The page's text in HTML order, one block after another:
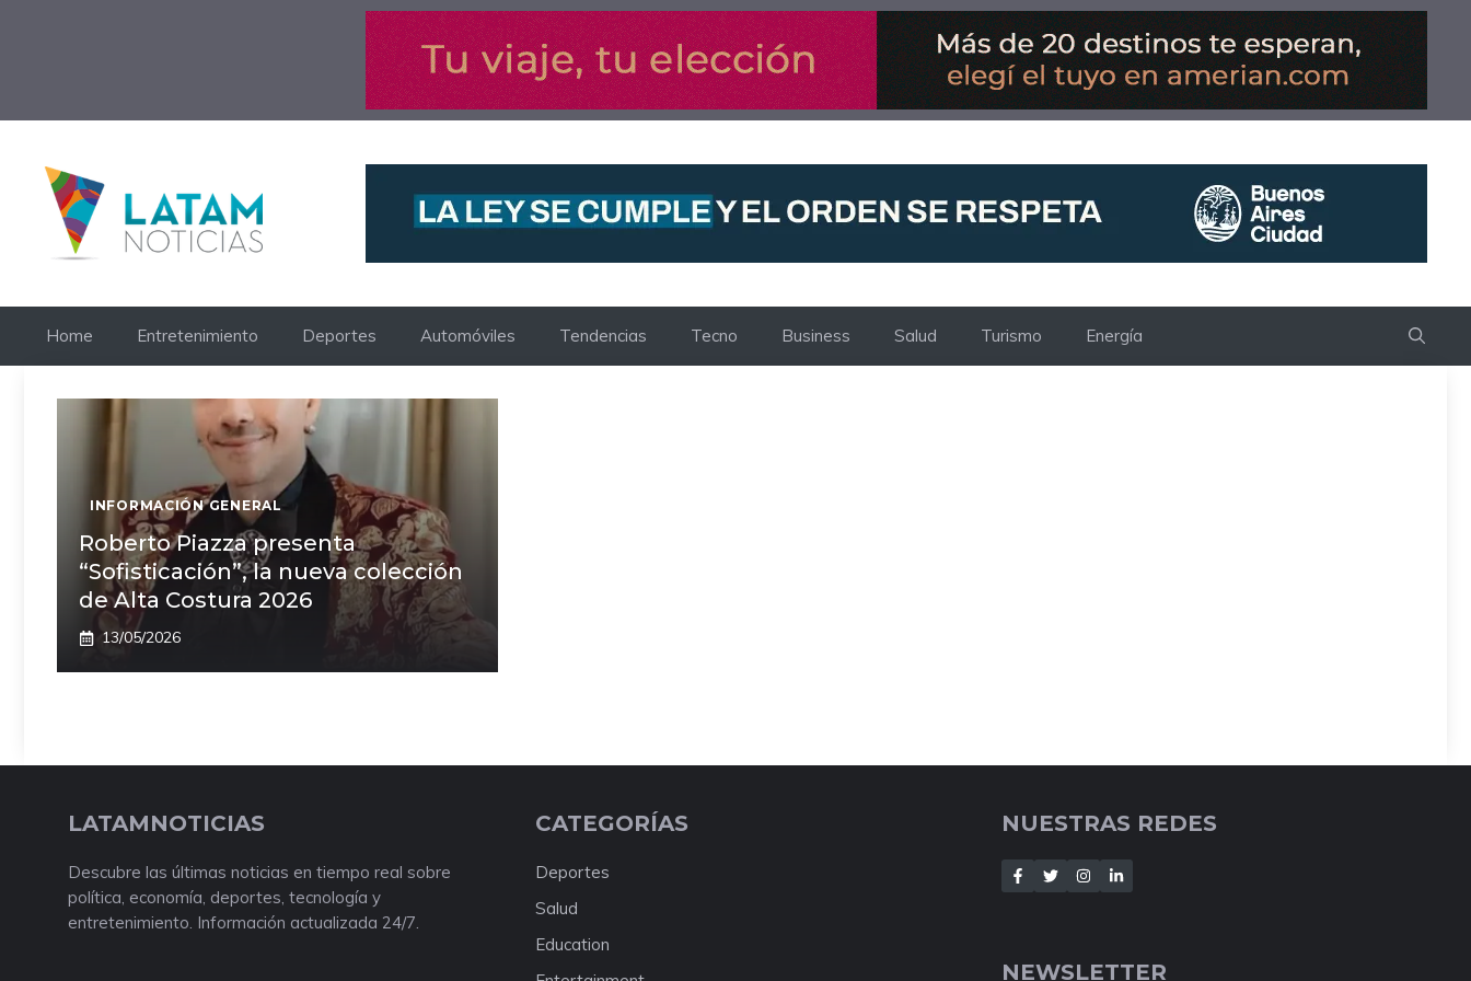
Home Entretenimiento Deportes Automóviles Tendencias Tecno Business Salud Turismo Energía
INFORMACIÓN GENERAL
Roberto Piazza presenta
“Sofisticación”, la nueva colección
de Alta Costura 2026
13/05/2026
LATAMNOTICIAS
Descubre las últimas noticias en tiempo real sobre
política, economía, deportes, tecnología y
entretenimiento. Información actualizada 24/7.
CATEGORÍAS
Deportes
Salud
Education
NUESTRAS REDES
NEWSLETTER